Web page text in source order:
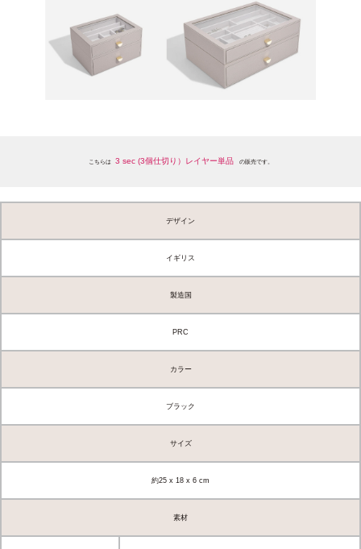
こちらは 3 sec (3個仕切り）レイヤー単品 の販売です。
デザイン
イギリス
製造国
PRC
カラー
ブラック
サイズ
約25 x 18 x 6 cm
素材